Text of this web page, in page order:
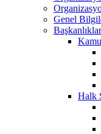
Genel
Halk